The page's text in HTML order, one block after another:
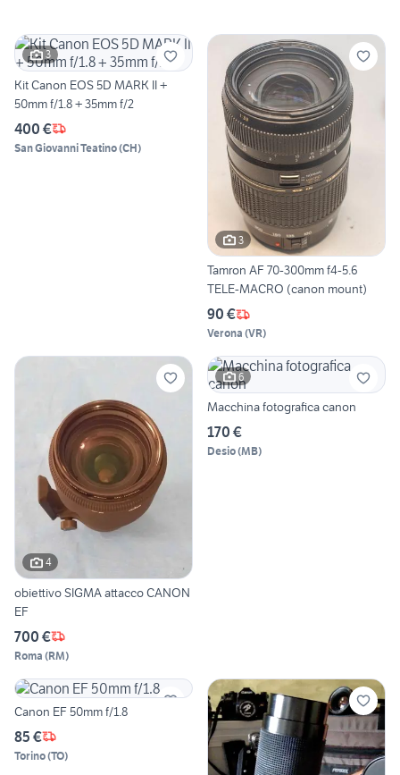
3
Kit Canon EOS 5D MARK II +
50mm f/1.8 + 35mm f/2
400 €
San Giovanni Teatino(CH)
3
Tamron AF 70-300mm f4-5.6
TELE-MACRO (canon mount)
90 €
Verona (VR)
4
obiettivo SIGMA attacco CANON
EF
700 €
Roma (RM)
6
Macchina fotografica canon
170 €
Desio(MB)
Canon EF 50mm f/1.8
85 €
Torino(TO)